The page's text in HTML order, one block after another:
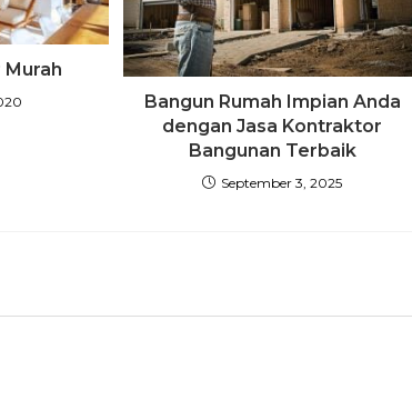
Bangun Rumah Impian Anda
dengan Jasa Kontraktor
Bangunan Terbaik
September 3, 2025